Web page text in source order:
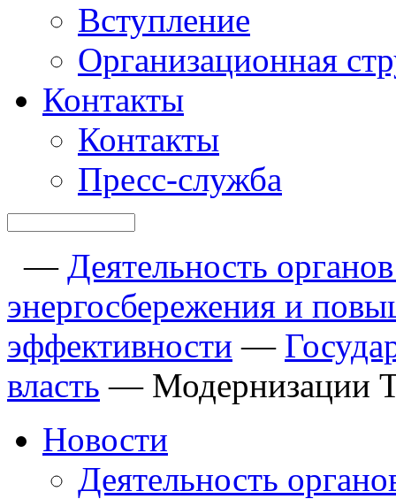
Вступление
Организационная
Контакты
Контакты
Пресс-служба
— Деятельность
энергосбережения и
эффективности —
власть — Модернизации
Новости
Деятельность